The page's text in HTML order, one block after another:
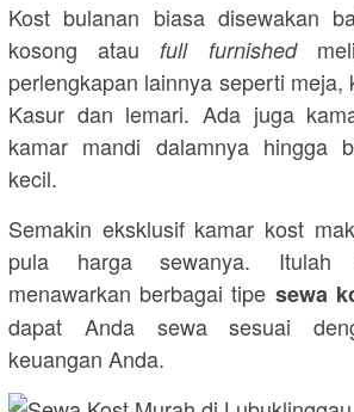
Kost bulanan biasa disewakan
kosong ataufull furnished
perlengkapan lainnya seperti meja,
Kasur dan lemari. Ada juga
kamar mandi dalamnya hingga
kecil.
Semakin eksklusif kamar kost
pula harga sewanya. Itulah
menawarkan berbagai tipe sewa
dapat Anda sewa sesuai
keuangan Anda.